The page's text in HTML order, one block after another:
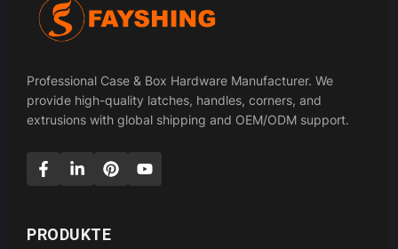
Professional Case & Box Hardware Manufacturer. We
provide high-quality latches, handles, corners, and
extrusions with global shipping and OEM/ODM support.
PRODUKTE